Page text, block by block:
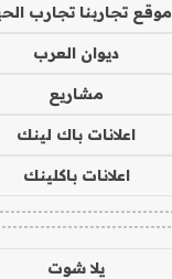
موقع تجاربنا تجارب
ديوان العرب
مشاريع
اعلانات باك لينك
اعلانات باكلينك
يلا شوت